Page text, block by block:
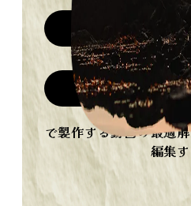
クラシックな
培ってきた映
で製作する動画の最適
編集